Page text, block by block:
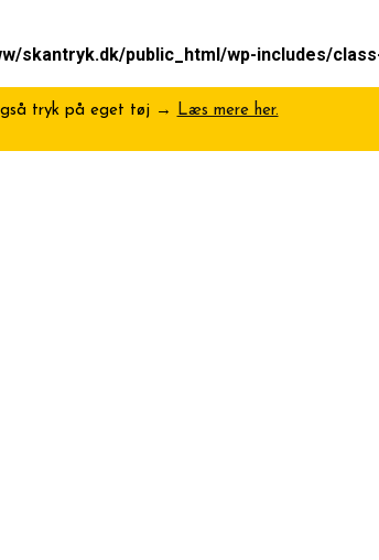
skantryk.dk/public_html/wp-includes/
tryk på eget tøj → Læs mere her.